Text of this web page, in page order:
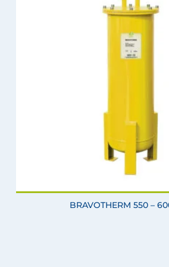
BRAVOTHERM 550 –